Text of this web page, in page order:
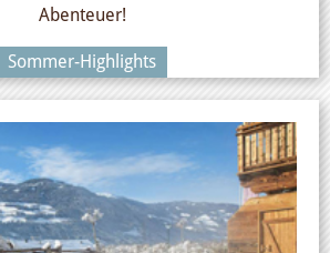
Abenteuer!
Sommer-Highlights